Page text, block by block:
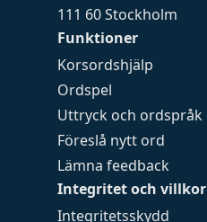
Funktioner
Korsordshjälp
Ordspel
Uttryck och ordspråk
Föreslå nytt ord
Lämna feedback
Integritet och villkor
Integritetsskydd
111 60 Stockholm